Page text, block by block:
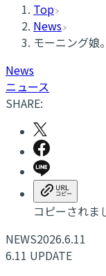
Top
News
モーニング娘
News
ニュース
SHARE:
コピーされま
NEWS2026.6.11
6.11 UPDATE